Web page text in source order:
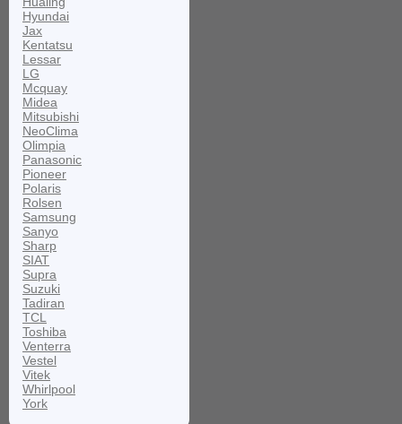
Hyundai
Jax
Kentatsu
Lessar
LG
Mcquay
Midea
Mitsubishi
NeoClima
Olimpia
Panasonic
Pioneer
Polaris
Rolsen
Samsung
Sanyo
Sharp
SIAT
Supra
Suzuki
Tadiran
TCL
Toshiba
Venterra
Vestel
Vitek
Whirlpool
York